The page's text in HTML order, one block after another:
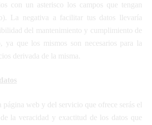
con un asterisco los campos que tengan
La negativa a facilitar tus datos llevaría
del mantenimiento y cumplimiento de
ya que los mismos son necesarios para la
derivada de la misma.
web y del servicio que ofrece serás el
la veracidad y exactitud de los datos que